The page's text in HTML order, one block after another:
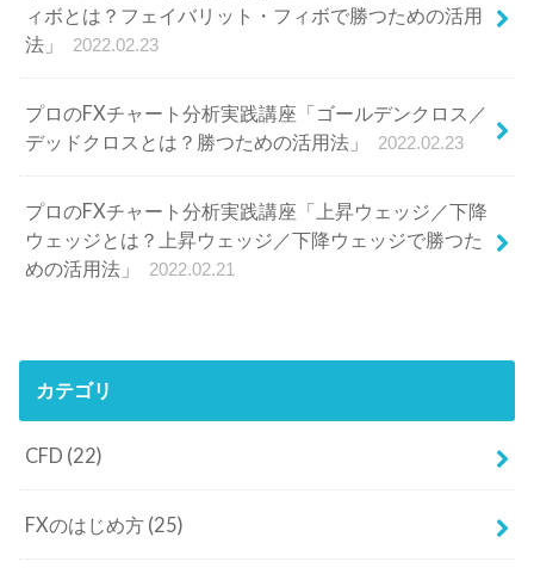
ィボとは？フェイバリット・フィボで勝つための活用
法」
2022.02.23
プロのFXチャート分析実践講座「ゴールデンクロス／
デッドクロスとは？勝つための活用法」
2022.02.23
プロのFXチャート分析実践講座「上昇ウェッジ／下降
ウェッジとは？上昇ウェッジ／下降ウェッジで勝つた
めの活用法」
2022.02.21
カテゴリ
CFD (22)
FXのはじめ方 (25)